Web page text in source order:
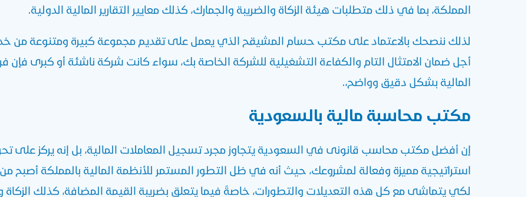
المملكة، بما في ذلك متطلبات هيئة الزكاة والضريبة والجمارك، كذلك معايير التقارير المالية الدولية.
لذلك ننصحك بالاعتماد على مكتب حسام المشيقح الذي يعمل على تقديم مجموعة كبيرة ومتنوعة من
أجل ضمان الامتثال التام والكفاءة التشغيلية للشركة الخاصة بك، سواء كانت شركة ناشئة أو كبرى فإن
المالية بشكل دقيق وواضح،.
مكتب محاسبة مالية بالسعودية
إن أفضل مكتب محاسب قانونى في السعودية يتجاوز مجرد تسجيل المعاملات المالية، بل إنه يركز على
استراتيجية مميزة وفعالة لمشروعك، حيث أنه في ظل التطور المستمر للأنظمة المالية بالمملكة
لكي يتماشى مع كل هذه التعديلات والتطورات، خاصةً فيما يتعلق بضريبة القيمة المضافة، كذلك الزكاة